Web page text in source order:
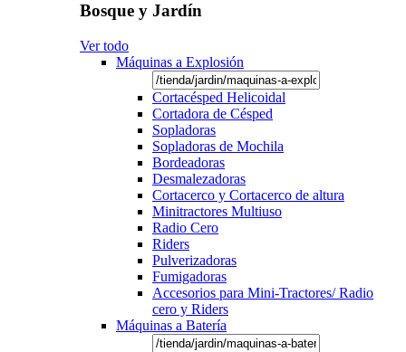
Bosque y Jardín
Ver todo
Máquinas a Explosión
Cortacésped Helicoidal
Cortadora de Césped
Sopladoras
Sopladoras de Mochila
Bordeadoras
Desmalezadoras
Cortacerco y Cortacerco de altura
Minitractores Multiuso
Radio Cero
Riders
Pulverizadoras
Fumigadoras
Accesorios para Mini-Tractores/ Radio
cero y Riders
Máquinas a Batería